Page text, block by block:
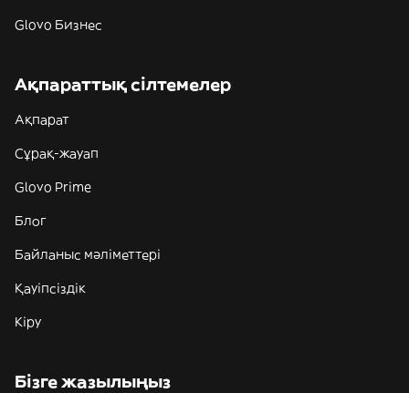
Glovo Бизнес
Ақпараттық сілтемелер
Ақпарат
Сұрақ-жауап
Glovo Prime
Блог
Байланыс мәліметтері
Қауіпсіздік
Кіру
Бізге жазылыңыз